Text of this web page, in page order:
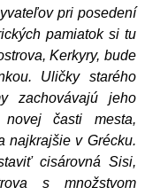
pri posedení
pamiatok si tu
Kerkyry, bude
Uličky starého
zachovávajú jeho
novej časti mesta,
najkrajšie v Grécku.
cisárovná Sisi,
s množstvom